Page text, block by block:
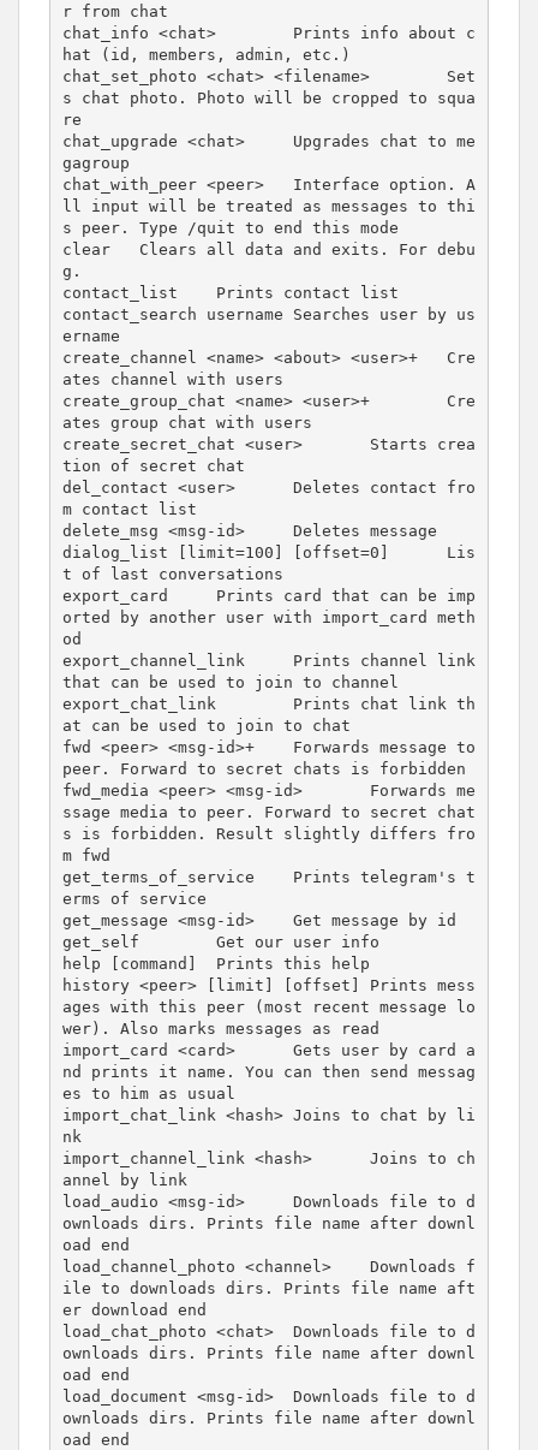
r from chat
chat_info <chat>        Prints info about c
hat (id, members, admin, etc.)
chat_set_photo <chat> <filename>        Set
s chat photo. Photo will be cropped to squa
re
chat_upgrade <chat>     Upgrades chat to me
gagroup
chat_with_peer <peer>   Interface option. A
ll input will be treated as messages to thi
s peer. Type /quit to end this mode
clear   Clears all data and exits. For debu
g.
contact_list    Prints contact list
contact_search username Searches user by us
ername
create_channel <name> <about> <user>+   Cre
ates channel with users
create_group_chat <name> <user>+        Cre
ates group chat with users
create_secret_chat <user>       Starts crea
tion of secret chat
del_contact <user>      Deletes contact fro
m contact list
delete_msg <msg-id>     Deletes message
dialog_list [limit=100] [offset=0]      Lis
t of last conversations
export_card     Prints card that can be imp
orted by another user with import_card meth
od
export_channel_link     Prints channel link
that can be used to join to channel
export_chat_link        Prints chat link th
at can be used to join to chat
fwd <peer> <msg-id>+    Forwards message to
peer. Forward to secret chats is forbidden
fwd_media <peer> <msg-id>       Forwards me
ssage media to peer. Forward to secret chat
s is forbidden. Result slightly differs fro
m fwd
get_terms_of_service    Prints telegram's t
erms of service
get_message <msg-id>    Get message by id
get_self        Get our user info
help [command]  Prints this help
history <peer> [limit] [offset] Prints mess
ages with this peer (most recent message lo
wer). Also marks messages as read
import_card <card>      Gets user by card a
nd prints it name. You can then send messag
es to him as usual
import_chat_link <hash> Joins to chat by li
nk
import_channel_link <hash>      Joins to ch
annel by link
load_audio <msg-id>     Downloads file to d
ownloads dirs. Prints file name after downl
oad end
load_channel_photo <channel>    Downloads f
ile to downloads dirs. Prints file name aft
er download end
load_chat_photo <chat>  Downloads file to d
ownloads dirs. Prints file name after downl
oad end
load_document <msg-id>  Downloads file to d
ownloads dirs. Prints file name after downl
oad end